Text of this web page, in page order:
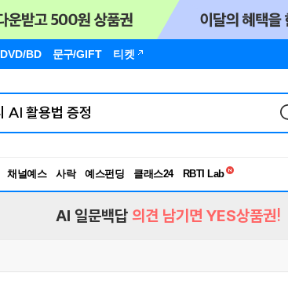
DVD/BD 문구/GIFT 티켓
채널예스 사락 예스펀딩 클래스24
독서유형검사
AI 일문백답 의견 남기면 YES상품권!